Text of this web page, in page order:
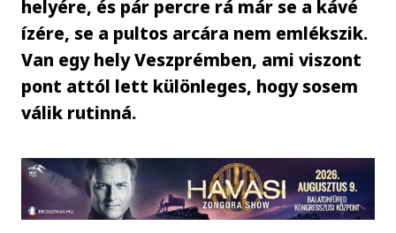
helyére, és pár percre rá már se a kávé
ízére, se a pultos arcára nem emlékszik.
Van egy hely Veszprémben, ami viszont
pont attól lett különleges, hogy sosem
válik rutinná.